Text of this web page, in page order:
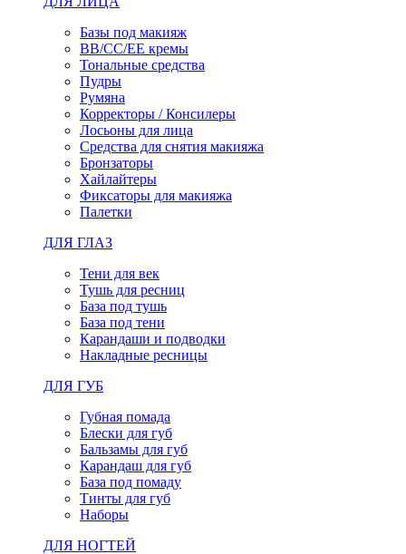
Базы под макияж
BB/CC/EE кремы
Тональные средства
Пудры
Румяна
Корректоры / Консилеры
Лосьоны для лица
Средства для снятия макияжа
Бронзаторы
Хайлайтеры
Фиксаторы для макияжа
Палетки
ДЛЯ ГЛАЗ
Тени для век
Тушь для ресниц
База под тушь
База под тени
Карандаши и подводки
Накладные ресницы
ДЛЯ ГУБ
Губная помада
Блески для губ
Бальзамы для губ
Карандаш для губ
База под помаду
Тинты для губ
Наборы
ДЛЯ НОГТЕЙ